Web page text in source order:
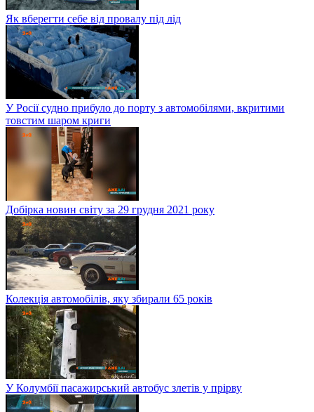
Як вберегти себе від провалу під лід
У Росії судно прибуло до порту з автомобілями, вкритими
товстим шаром криги
Добірка новин світу за 29 грудня 2021 року
Колекція автомобілів, яку збирали 65 років
У Колумбії пасажирський автобус злетів у прірву